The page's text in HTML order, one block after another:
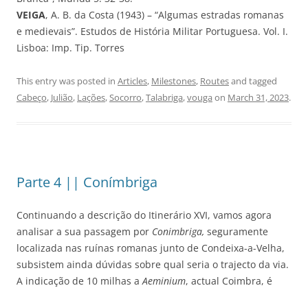
VEIGA, A. B. da Costa (1943) – “Algumas estradas romanas
e medievais”. Estudos de História Militar Portuguesa. Vol. I.
Lisboa: Imp. Tip. Torres
This entry was posted in Articles, Milestones, Routesand tagged
Cabeço, Julião, Lações,Socorro,Talabriga,vouga on March 31, 2023.
Parte 4 || Conímbriga
Continuando a descrição do Itinerário XVI, vamos agora
analisar a sua passagem por Conimbriga, seguramente
localizada nas ruínas romanas junto de Condeixa-a-Velha,
subsistem ainda dúvidas sobre qual seria o trajecto da via.
A indicação de 10 milhas a Aeminium, actual Coimbra, é